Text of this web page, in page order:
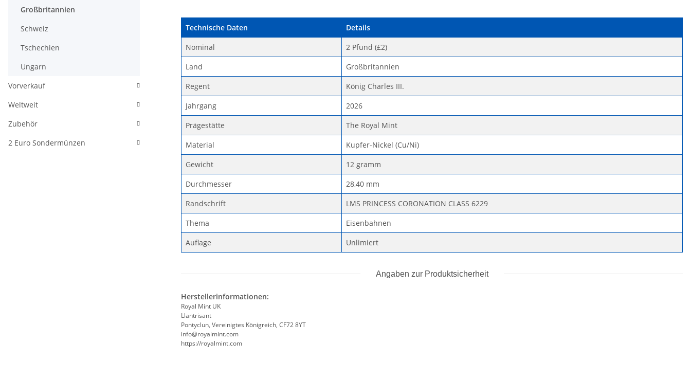
Technische Daten
Details
Nominal
2 Pfund (£2)
Land
Großbritannien
Regent
König Charles III.
Jahrgang
2026
Prägestätte
The Royal Mint
Material
Kupfer-Nickel (Cu/Ni)
Gewicht
12 gramm
Durchmesser
28,40 mm
Randschrift
LMS PRINCESS CORONATION CLASS 6229
Thema
Eisenbahnen
Auflage
Unlimiert
Angaben zur Produktsicherheit
Herstellerinformationen:
Royal Mint UK
Llantrisant
Pontyclun, Vereinigtes Königreich, CF72 8YT
info@royalmint.com
https://royalmint.com
Großbritannien
Schweiz
Tschechien
Ungarn
Vorverkauf
Weltweit
Zubehör
2 Euro Sondermünzen